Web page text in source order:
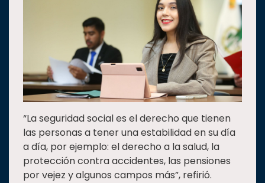
“La seguridad social es el derecho que tienen
las personas a tener una estabilidad en su día
a día, por ejemplo: el derecho a la salud, la
protección contra accidentes, las pensiones
por vejez y algunos campos más”, refirió.